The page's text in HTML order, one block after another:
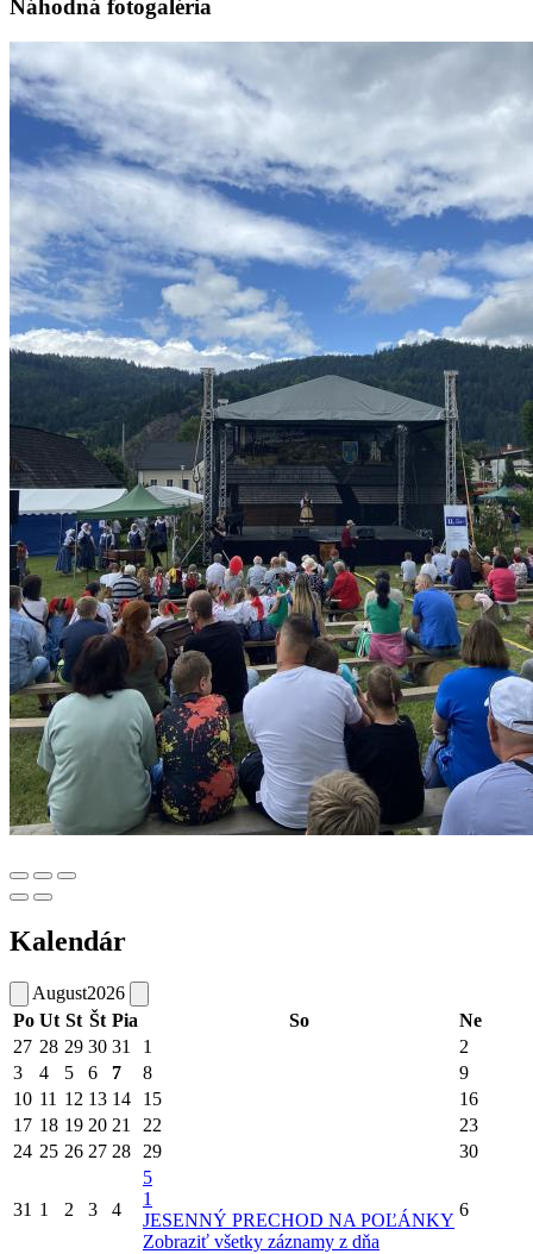
Náhodná fotogaléria
Kalendár
August2026
Po Ut St Št Pia So
Ne
27 28 29 30 31 1
2
3
4 5 6 7 8
9
10 11 12 13 14 15
16
17 18 19 20 21 22
23
24 25 26 27 28 29 30
31 1 2 3 4
5
1
JESENNÝ PRECHOD NA POĽÁNKY
Zobraziť všetky záznamy z dňa
6